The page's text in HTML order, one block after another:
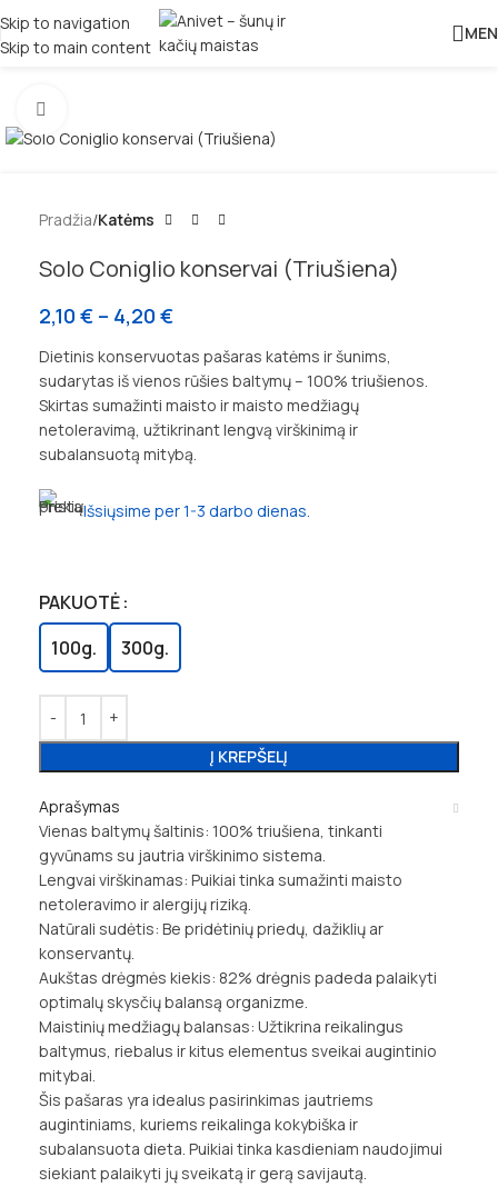
Skip to navigation
Skip to main content
Pradžia Katėms
Solo Coniglio konservai (Triušiena)
2,10 € – 4,20 €
Dietinis konservuotas pašaras katėms ir šunims,
sudarytas iš vienos rūšies baltymų – 100% triušienos.
Skirtas sumažinti maisto ir maisto medžiagų
netoleravimą, užtikrinant lengvą virškinimą ir
subalansuotą mitybą.
Išsiųsime per 1-3 darbo dienas.
PAKUOTĖ
100g.
300g.
Į KREPŠELĮ
Aprašymas
Vienas baltymų šaltinis: 100% triušiena, tinkanti
gyvūnams su jautria virškinimo sistema.
Lengvai virškinamas: Puikiai tinka sumažinti maisto
netoleravimo ir alergijų riziką.
Natūrali sudėtis: Be pridėtinių priedų, dažiklių ar
konservantų.
Aukštas drėgmės kiekis: 82% drėgnis padeda palaikyti
optimalų skysčių balansą organizme.
Maistinių medžiagų balansas: Užtikrina reikalingus
baltymus, riebalus ir kitus elementus sveikai augintinio
mitybai.
Šis pašaras yra idealus pasirinkimas jautriems
augintiniams, kuriems reikalinga kokybiška ir
subalansuota dieta. Puikiai tinka kasdieniam naudojimui
siekiant palaikyti jų sveikatą ir gerą savijautą.